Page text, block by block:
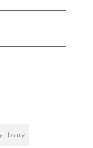
library